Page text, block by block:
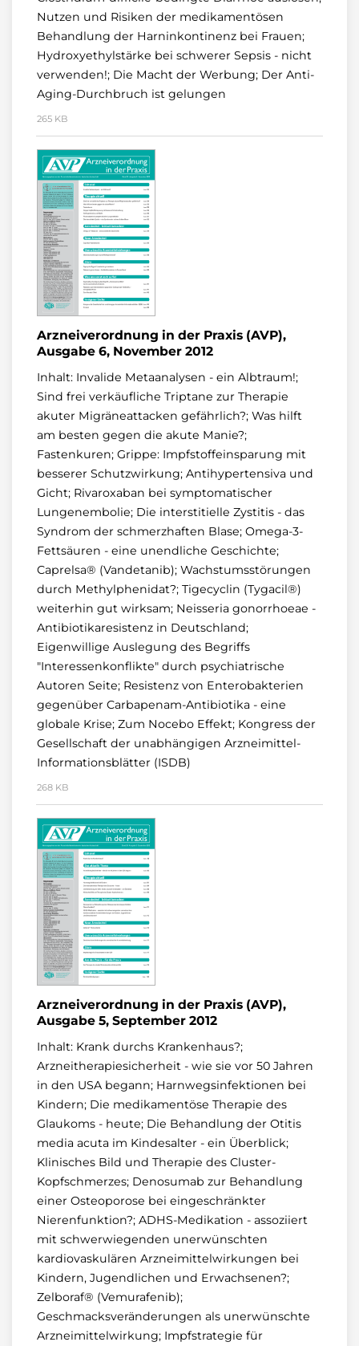
Nutzen und Risiken der medikamentösen
Behandlung der Harninkontinenz bei Frauen;
Hydroxyethylstärke bei schwerer Sepsis - nicht
verwenden!; Die Macht der Werbung; Der Anti-
Aging-Durchbruch ist gelungen
265 KB
Arzneiverordnung in der Praxis (AVP),
Ausgabe 6, November 2012
Inhalt: Invalide Metaanalysen - ein Albtraum!;
Sind frei verkäufliche Triptane zur Therapie
akuter Migräneattacken gefährlich?; Was hilft
am besten gegen die akute Manie?;
Fastenkuren; Grippe: Impfstoffeinsparung mit
besserer Schutzwirkung; Antihypertensiva und
Gicht; Rivaroxaban bei symptomatischer
Lungenembolie; Die interstitielle Zystitis - das
Syndrom der schmerzhaften Blase; Omega-3-
Fettsäuren - eine unendliche Geschichte;
Caprelsa® (Vandetanib); Wachstumsstörungen
durch Methylphenidat?; Tigecyclin (Tygacil®)
weiterhin gut wirksam; Neisseria gonorrhoeae -
Antibiotikaresistenz in Deutschland;
Eigenwillige Auslegung des Begriffs
"Interessenkonflikte" durch psychiatrische
Autoren Seite; Resistenz von Enterobakterien
gegenüber Carbapenam-Antibiotika - eine
globale Krise; Zum Nocebo Effekt; Kongress der
Gesellschaft der unabhängigen Arzneimittel-
Informationsblätter (ISDB)
268 KB
Arzneiverordnung in der Praxis (AVP),
Ausgabe 5, September 2012
Inhalt: Krank durchs Krankenhaus?;
Arzneitherapiesicherheit - wie sie vor 50 Jahren
in den USA begann; Harnwegsinfektionen bei
Kindern; Die medikamentöse Therapie des
Glaukoms - heute; Die Behandlung der Otitis
media acuta im Kindesalter - ein Überblick;
Klinisches Bild und Therapie des Cluster-
Kopfschmerzes; Denosumab zur Behandlung
einer Osteoporose bei eingeschränkter
Nierenfunktion?; ADHS-Medikation - assoziiert
mit schwerwiegenden unerwünschten
kardiovaskulären Arzneimittelwirkungen bei
Kindern, Jugendlichen und Erwachsenen?;
Zelboraf® (Vemurafenib);
Geschmacksveränderungen als unerwünschte
Arzneimittelwirkung; Impfstrategie für